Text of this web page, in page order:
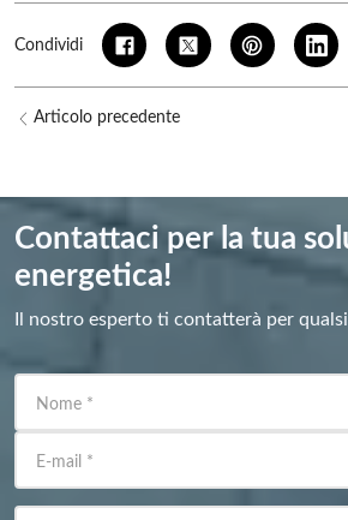
Condividi
Articolo precedente
Contattaci per la tua
energetica!
Il nostro esperto ti contatterà per
Nome *
E-mail *